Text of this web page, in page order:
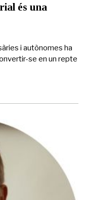
és una
i autònomes ha
se en un repte